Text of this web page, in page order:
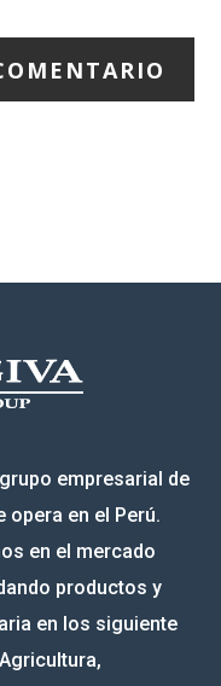
empresarial de
opera en el Perú.
en el mercado
productos y
en los siguiente